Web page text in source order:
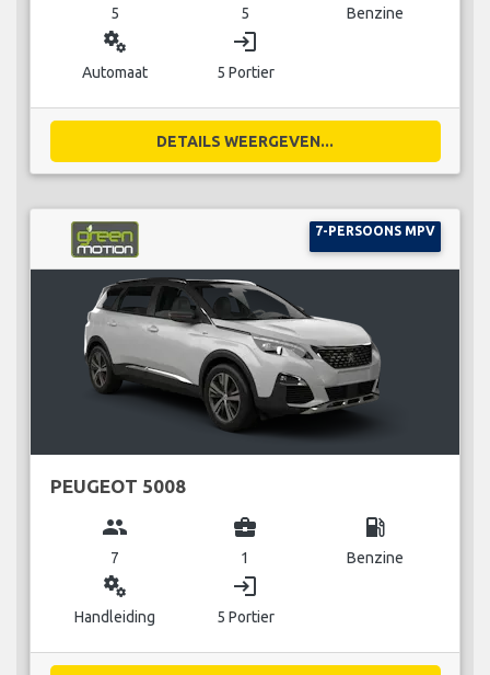
5 5 Benzine
miscellaneous_services
Automaat
login
5 Portier
DETAILS WEERGEVEN...
7-PERSOONS MPV
PEUGEOT 5008
group
7
business_center
1
local_gas_station
Benzine
miscellaneous_services
Handleiding
login
5 Portier